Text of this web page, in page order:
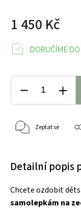
1 450 Kč
DORUČÍME
Zeptat se
Detailní popis
Chcete ozdobit
samolepkám na